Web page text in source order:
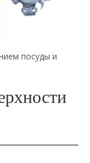
посуды и